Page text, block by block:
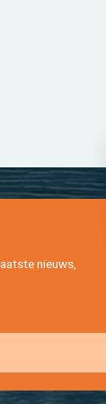
nieuws,